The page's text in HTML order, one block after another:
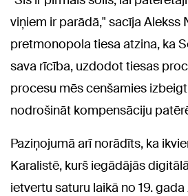
viņiem ir parādā," sacīja Alekss
pretmonopola tiesa atzina, ka
sava rīcība, uzdodot tiesas
procesu mēs cenšamies
nodrošināt kompensāciju
Paziņojumā arī norādīts, ka
Karalistē, kurš iegādājās
ietvertu saturu laikā no 19.